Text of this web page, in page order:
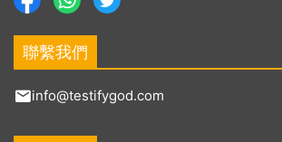
聯繫我們
info@testifygod.com